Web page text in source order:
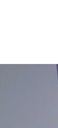
or ESC to